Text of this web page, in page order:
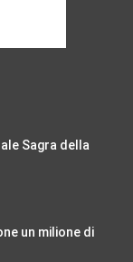
Sagra della
un milione di